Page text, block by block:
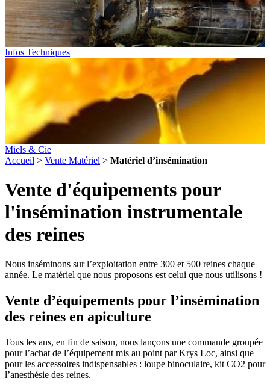
Infos Techniques
Miels & Cie
Accueil > Vente Matériel > Matériel d’insémination
Vente d'équipements pour
l'insémination instrumentale
des reines
Nous inséminons sur l’exploitation entre 300 et 500 reines chaque
année. Le matériel que nous proposons est celui que nous utilisons !
Vente d’équipements pour l’insémination
des reines en apiculture
Tous les ans, en fin de saison, nous lançons une commande groupée
pour l’achat de l’équipement mis au point par Krys Loc, ainsi que
pour les accessoires indispensables : loupe binoculaire, kit CO2 pour
l’anesthésie des reines.